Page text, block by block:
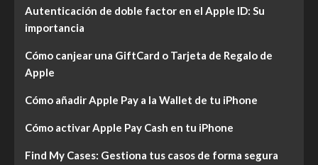
Autenticación de doble factor en el Apple ID: Su
importancia
Cómo canjear una GiftCard o Tarjeta de Regalo de
Apple
Cómo añadir Apple Pay a la Wallet de tu iPhone
Cómo activar Apple Pay Cash en tu iPhone
Find My Cases: Gestiona tus casos de forma segura